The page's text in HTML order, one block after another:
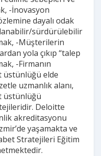
-İnovasyon
dayalı odak
sürdürülebilir
-Müşterilerin
yola çıkıp “talep
-Firmanın
üstünlüğü elde
uzmanlık alanı,
üstünlüğü
Deloitte
akreditasyonu
yaşamakta ve
Stratejileri Eğitim